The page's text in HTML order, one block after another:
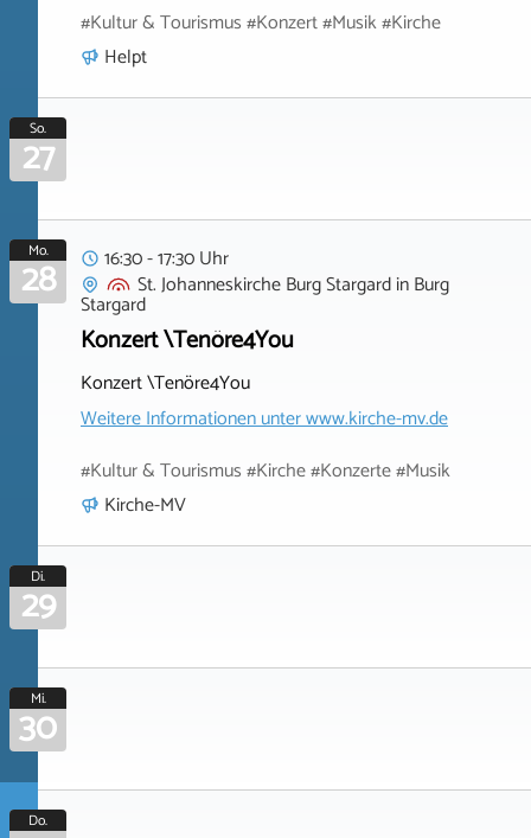
#Kultur & Tourismus #Konzert #Musik #Kirche
Helpt
So.
27
Mo.
28
16:30 - 17:30 Uhr
St. Johanneskirche Burg StargardinBurg
Stargard
Konzert \Tenöre4You
Konzert \Tenöre4You
Weitere Informationen unterwww.kirche-mv.de
#Kultur & Tourismus #Kirche #Konzerte #Musik
Kirche-MV
Di.
29
Mi.
30
Do.